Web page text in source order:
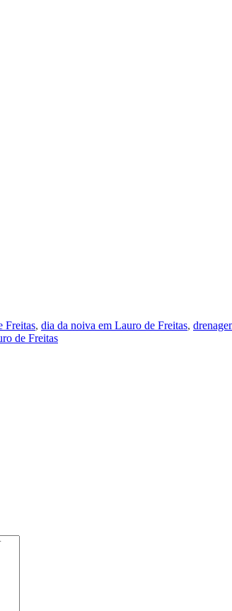
Freitas, dia da noiva em Lauro de Freitas,
de Freitas